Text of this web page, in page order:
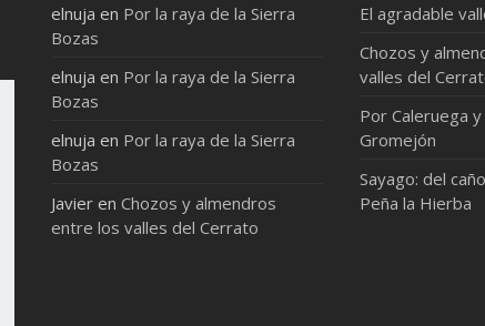
elnuja en Por la raya de la Sierra
Bozas
elnuja en Por la raya de la Sierra
Bozas
elnuja en Por la raya de la Sierra
Bozas
Javier enChozos y almendros
entre los valles del Cerrato
El agradable
Chozos y
valles del
Por Caleruega
Gromejón
Sayago: del
Peña la Hierba